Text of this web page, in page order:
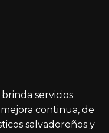
servicios
continua, de
salvadoreños y